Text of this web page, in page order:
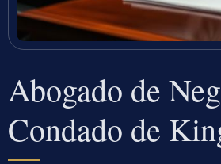
Abogado de
Condado de